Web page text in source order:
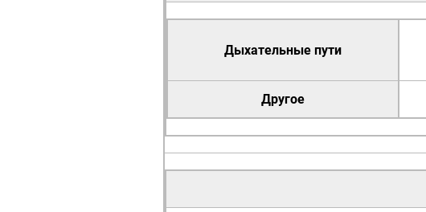
Дыхательные пути
Другое